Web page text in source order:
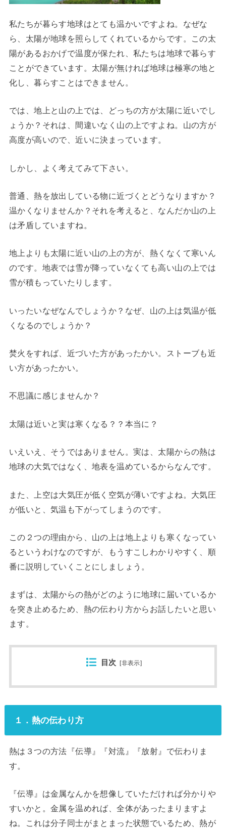
私たちが暮らす地球はとても温かいですよね。なぜな
ら、太陽が地球を照らしてくれているからです。この太
陽があるおかげで温度が保たれ、私たちは地球で暮らす
ことができています。太陽が無ければ地球は極寒の地と
化し、暮らすことはできません。
では、地上と山の上では、どっちの方が太陽に近いでし
ょうか？それは、間違いなく山の上ですよね。山の方が
高度が高いので、近いに決まっています。
しかし、よく考えてみて下さい。
普通、熱を放出している物に近づくとどうなりますか？
温かくなりませんか？それを考えると、なんだか山の上
は矛盾していますね。
地上よりも太陽に近い山の上の方が、熱くなくて寒いん
のです。地表では雪が降っていなくても高い山の上では
雪が積もっていたりします。
いったいなぜなんでしょうか？なぜ、山の上は気温が低
くなるのでしょうか？
焚火をすれば、近づいた方があったかい。ストーブも近
い方があったかい。
不思議に感じませんか？
太陽は近いと実は寒くなる？？本当に？
いえいえ、そうではありません。実は、太陽からの熱は
地球の大気ではなく、地表を温めているからなんです。
また、上空は大気圧が低く空気が薄いですよね。大気圧
が低いと、気温も下がってしまうのです。
この２つの理由から、山の上は地上よりも寒くなってい
るというわけなのですが、もうすこしわかりやすく、順
番に説明していくことにしましょう。
まずは、太陽からの熱がどのように地球に届いているか
を突き止めるため、熱の伝わり方からお話したいと思い
ます。
目次 [非表示]
１．熱の伝わり方
熱は３つの方法『伝導』『対流』『放射』で伝わりま
す。
『伝導』は金属なんかを想像していただければ分かりや
すいかと。金属を温めれば、全体があったまりますよ
ね。これは分子同士がまとまった状態でいるため、熱が